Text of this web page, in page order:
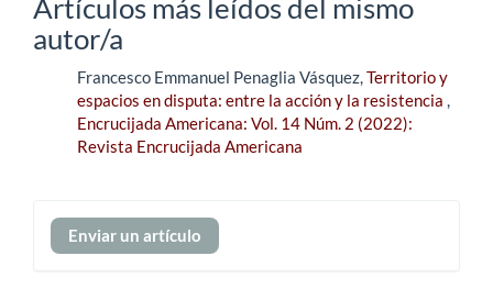
Artículos más leídos del mismo
autor/a
Francesco Emmanuel Penaglia Vásquez,Territorio y
espacios en disputa: entre la acción y la resistencia ,
Encrucijada Americana: Vol. 14 Núm. 2 (2022):
Revista Encrucijada Americana
Enviar
un
Enviar un artículo